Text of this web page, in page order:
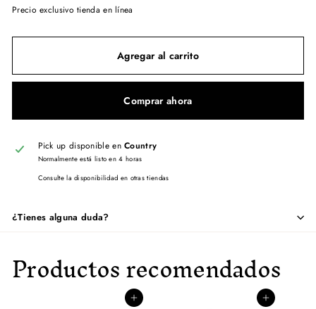
Precio exclusivo tienda en línea
Agregar al carrito
Comprar ahora
Pick up disponible enCountry
Normalmente está listo en 4 horas
Consulte la disponibilidad en otras tiendas
¿Tienes alguna duda?
Productos recomendados
Agregar al carrito Agregar al carrito